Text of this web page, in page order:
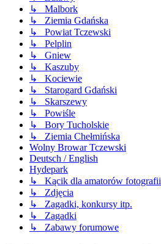
↳ Malbork
↳ Ziemia Gdańska
↳ Powiat Tczewski
↳ Pelplin
↳ Gniew
↳ Kaszuby
↳ Kociewie
↳ Starogard Gdański
↳ Skarszewy
↳ Powiśle
↳ Bory Tucholskie
↳ Ziemia Chełmińska
Wolny Browar Tczewski
Deutsch / English
Hydepark
↳ Kącik dla amatorów fotografii
↳ Zdjęcia
↳ Zagadki, konkursy itp.
↳ Zagadki
↳ Zabawy forumowe